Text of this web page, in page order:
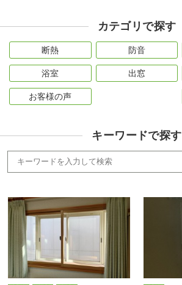
カテゴリで探す
断熱 防音
浴室 出窓
お客様の声
キーワードで探す